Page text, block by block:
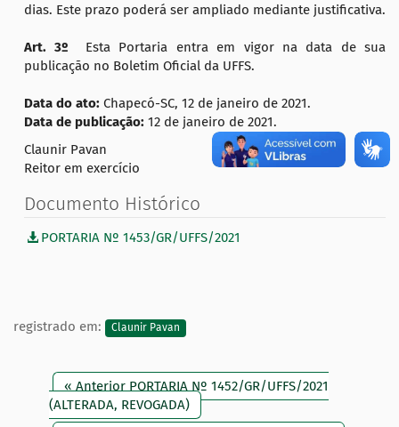
dias. Este prazo poderá ser ampliado mediante justificativa.
Art. 3º
Esta Portaria entra em vigor na data de sua
publicação no Boletim Oficial da UFFS.
Data do ato: Chapecó-SC, 12 de janeiro de 2021.
Data de publicação: 12 de janeiro de 2021.
Claunir Pavan
Reitor em exercício
Documento Histórico
PORTARIA Nº 1453/GR/UFFS/2021
registrado em: Claunir Pavan
« Anterior PORTARIA Nº 1452/GR/UFFS/2021
(ALTERADA, REVOGADA)